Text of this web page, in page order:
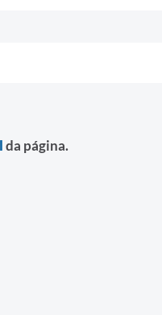
da página.